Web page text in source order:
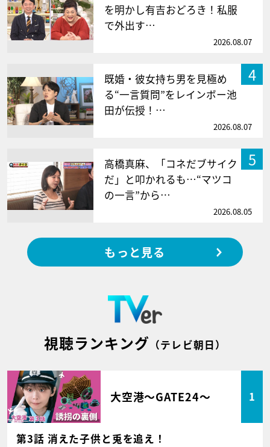
を明かし有吉おどろき！私服
で外出す…
2026.08.07
4
既婚・彼女持ち男を見極め
る“一言質問”をレインボー池
田が伝授！…
2026.08.07
5
高橋真麻、「コネだブサイク
だ」と叩かれるも…“マツコ
の一言”から…
2026.08.05
もっと見る
視聴ランキング （テレビ朝日）
大空港～GATE24～ 1
第3話 消えた子供と兎を追え！